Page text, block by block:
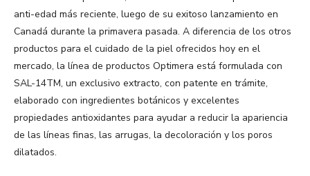
anti-edad más reciente, luego de su exitoso lanzamiento en
Canadá durante la primavera pasada. A diferencia de los otros
productos para el cuidado de la piel ofrecidos hoy en el
mercado, la línea de productos Optimera está formulada con
SAL-14TM, un exclusivo extracto, con patente en trámite,
elaborado con ingredientes botánicos y excelentes
propiedades antioxidantes para ayudar a reducir la apariencia
de las líneas finas, las arrugas, la decoloración y los poros
dilatados.